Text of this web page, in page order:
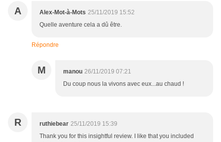
A Alex-Mot-à-Mots 25/11/2019 15:52
Quelle aventure cela a dû être.
Répondre
M manou 26/11/2019 07:21
Du coup nous la vivons avec eux...au chaud !
R ruthiebear 25/11/2019 15:39
Thank you for this insightful review. I like that you included